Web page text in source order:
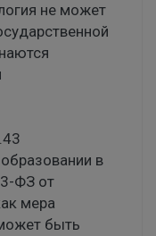
не может
в
ФЗ от
мера
быть